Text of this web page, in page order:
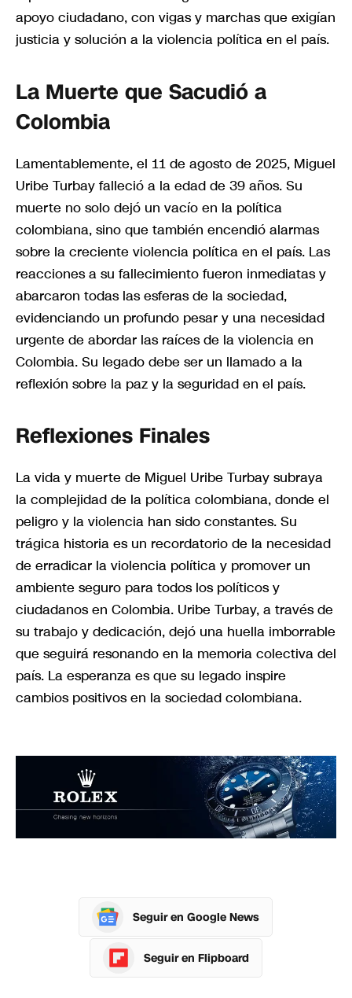
apoyo ciudadano, con vigas y marchas que exigían
justicia y solución a la violencia política en el país.
La Muerte que Sacudió a
Colombia
Lamentablemente, el 11 de agosto de 2025, Miguel
Uribe Turbay falleció a la edad de 39 años. Su
muerte no solo dejó un vacío en la política
colombiana, sino que también encendió alarmas
sobre la creciente violencia política en el país. Las
reacciones a su fallecimiento fueron inmediatas y
abarcaron todas las esferas de la sociedad,
evidenciando un profundo pesar y una necesidad
urgente de abordar las raíces de la violencia en
Colombia. Su legado debe ser un llamado a la
reflexión sobre la paz y la seguridad en el país.
Reflexiones Finales
La vida y muerte de Miguel Uribe Turbay subraya
la complejidad de la política colombiana, donde el
peligro y la violencia han sido constantes. Su
trágica historia es un recordatorio de la necesidad
de erradicar la violencia política y promover un
ambiente seguro para todos los políticos y
ciudadanos en Colombia. Uribe Turbay, a través de
su trabajo y dedicación, dejó una huella imborrable
que seguirá resonando en la memoria colectiva del
país. La esperanza es que su legado inspire
cambios positivos en la sociedad colombiana.
Seguir en Google News
Seguir en Flipboard